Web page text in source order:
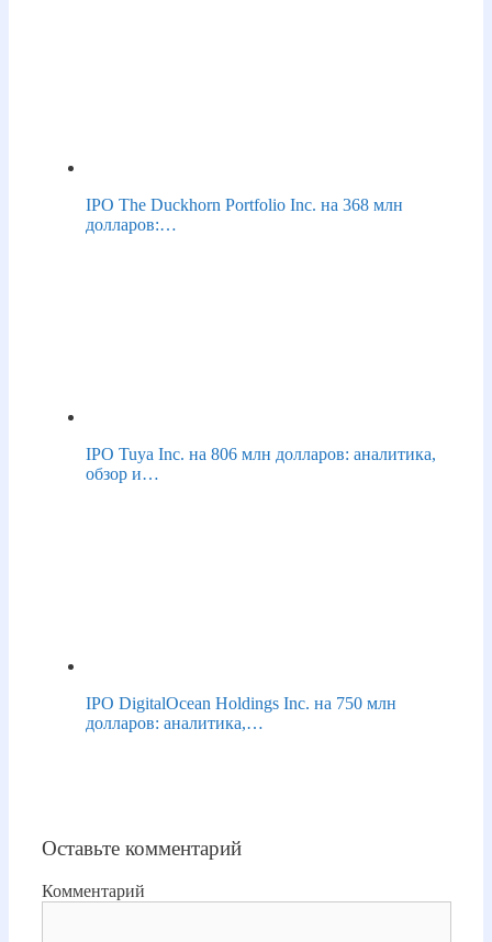
IPO The Duckhorn Portfolio Inc. на 368 млн
долларов:…
IPO Tuya Inc. на 806 млн долларов: аналитика,
обзор и…
IPO DigitalOcean Holdings Inc. на 750 млн
долларов: аналитика,…
Оставьте комментарий
Комментарий